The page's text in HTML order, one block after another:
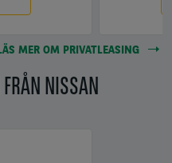
MER OM PRIVATLEASING
NISSAN